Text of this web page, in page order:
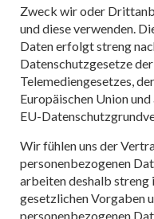
Zweck wir oder
und diese verwenden.
Daten erfolgt streng
Datenschutzgesetze
Telemediengesetzes,
Europäischen Union
EU-
Wir fühlen uns der
personenbezogenen
arbeiten deshalb streng
gesetzlichen Vorgaben
personenbezogenen